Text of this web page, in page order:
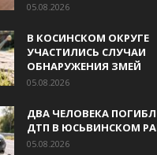
05.08.2026
В КОСИНСКОМ ОКРУГЕ
УЧАСТИЛИСЬ СЛУЧАИ
ОБНАРУЖЕНИЯ ЗМЕЙ
05.08.2026
ДВА ЧЕЛОВЕКА
ДТП В ЮСЬВИНСКОМ
05.08.2026